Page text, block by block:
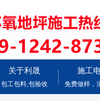
关于利晟
包工包料,包验收
施工
免费做样，